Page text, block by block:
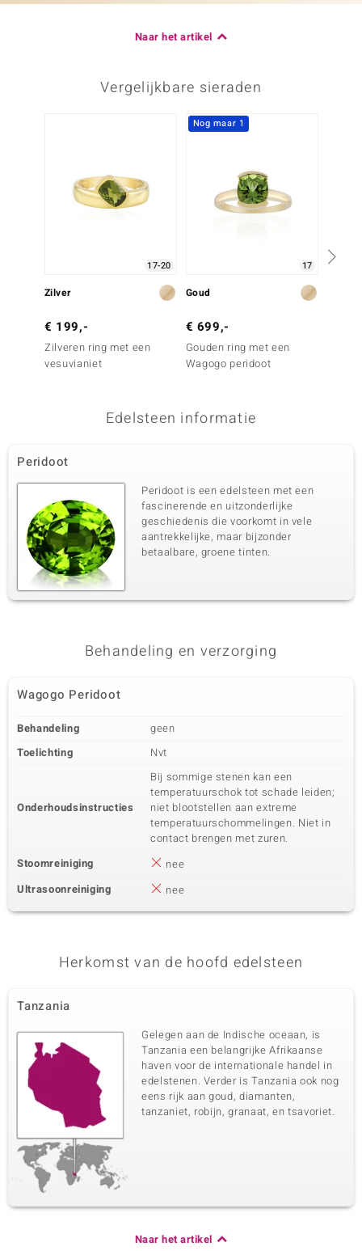
Naar het artikel
Vergelijkbare sieraden
17-20
Zilver
€ 199,-
Zilveren ring met een
vesuvianiet
Nog maar 1
17
Goud
€ 699,-
Gouden ring met een
Wagogo peridoot
Edelsteen informatie
Peridoot
Peridoot is een edelsteen met een
fascinerende en uitzonderlijke
geschiedenis die voorkomt in vele
aantrekkelijke, maar bijzonder
betaalbare, groene tinten.
Behandeling en verzorging
Wagogo Peridoot
Behandeling
geen
Toelichting
Nvt
Onderhoudsinstructies
Bij sommige stenen kan een
temperatuurschok tot schade leiden;
niet blootstellen aan extreme
temperatuurschommelingen. Niet in
contact brengen met zuren.
Stoomreiniging
nee
Ultrasoonreiniging
nee
Herkomst van de hoofd edelsteen
Tanzania
Gelegen aan de Indische oceaan, is
Tanzania een belangrijke Afrikaanse
haven voor de internationale handel in
edelstenen. Verder is Tanzania ook nog
eens rijk aan goud, diamanten,
tanzaniet, robijn, granaat, en tsavoriet.
Naar het artikel